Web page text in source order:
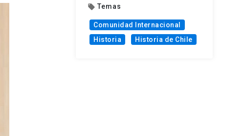
local_offer Temas
Comunidad Internacional
Historia
Historia de Chile